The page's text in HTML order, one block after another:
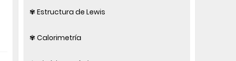
✾ Estructura de Lewis
✾ Calorimetría